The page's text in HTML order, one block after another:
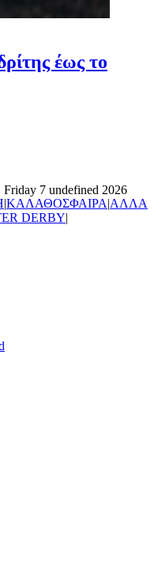
έως το
Friday 7 undefined 2026
|ΚΑΛΑΘΟΣΦΑΙΡΑ|ΑΛΛΑ
DERBY|